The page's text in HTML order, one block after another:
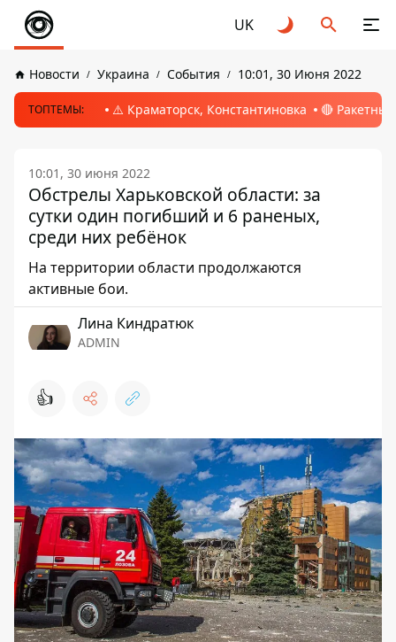
UK
Новости Украина События 10:01, 30 Июня 2022
ТОПТЕМЫ: ⚠️ Краматорск, Константиновка 🔴
10:01, 30 июня 2022
Обстрелы Харьковской области: за
сутки один погибший и 6 раненых,
среди них ребёнок
На территории области продолжаются
активные бои.
Лина Киндратюк
ADMIN
👍